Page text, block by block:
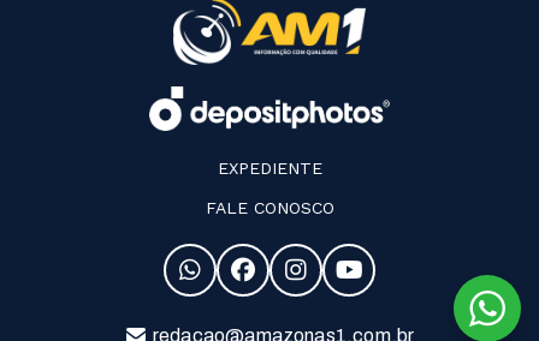
EXPEDIENTE
FALE CONOSCO
redacao@amazonas1.com.br